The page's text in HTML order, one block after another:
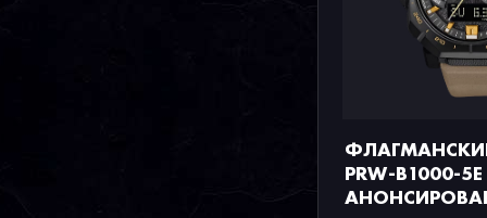
ФЛАГМАНСКИЕ
PRW-B1000-5E